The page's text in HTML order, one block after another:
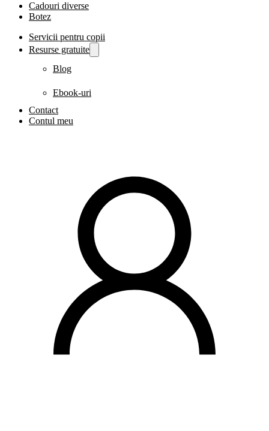
Cadouri diverse
Botez
Servicii pentru copii
Resurse gratuite
Blog
Ebook-uri
Contact
Contul meu